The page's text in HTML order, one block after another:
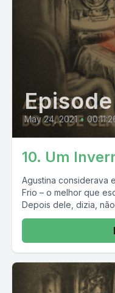
May 24, 2021 •
10. Um
Agustina considerava
Frio – o melhor que
Depois dele, dizia,